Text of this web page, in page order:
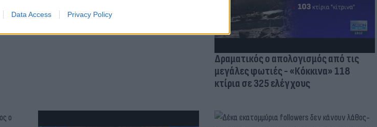
Data Access Privacy Policy
Δραματικός ο απολογισμός από τις
μεγάλες φωτιές - «Κόκκινα» 118
κτίρια σε 325 ελέγχους